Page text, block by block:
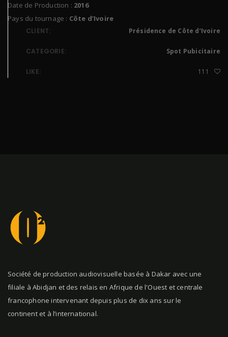
Date de Production : 2016
Pays du tournage : Côte d’Ivoire
CLIENT: Présidence de Côte d’Ivoire
CATEGORIE: Spot Pubicitaire
LIKE: 111
Société de production audiovisuelle basée à Dakar avec une
filiale à Abidjan et des relais en Afrique de l'Ouest et centrale
francophone intervenant depuis plus de dix ans sur le
continent et à l’international.